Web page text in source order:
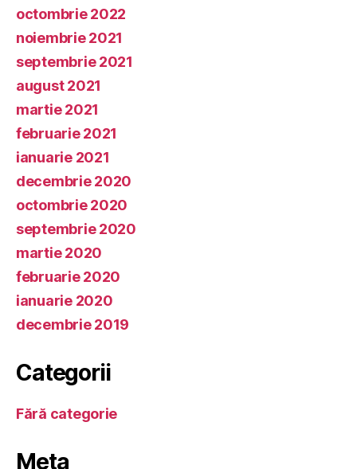
octombrie 2022
noiembrie 2021
septembrie 2021
august 2021
martie 2021
februarie 2021
ianuarie 2021
decembrie 2020
octombrie 2020
septembrie 2020
martie 2020
februarie 2020
ianuarie 2020
decembrie 2019
Categorii
Fără categorie
Meta